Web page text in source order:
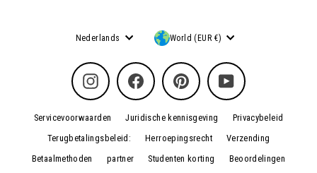
Nederlands
Munteenheid
World (EUR €)
Instagram Facebook Pinterest YouTube
Servicevoorwaarden Juridische kennisgeving
Privacybeleid
Terugbetalingsbeleid:
Herroepingsrecht
Verzending
Betaalmethoden
partner Studenten korting Beoordelingen